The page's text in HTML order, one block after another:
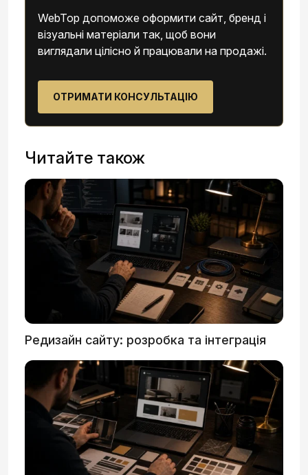
WebTop допоможе оформити сайт, бренд і
візуальні матеріали так, щоб вони
виглядали цілісно й працювали на продажі.
ОТРИМАТИ КОНСУЛЬТАЦІЮ
Читайте також
Редизайн сайту: розробка та інтеграція